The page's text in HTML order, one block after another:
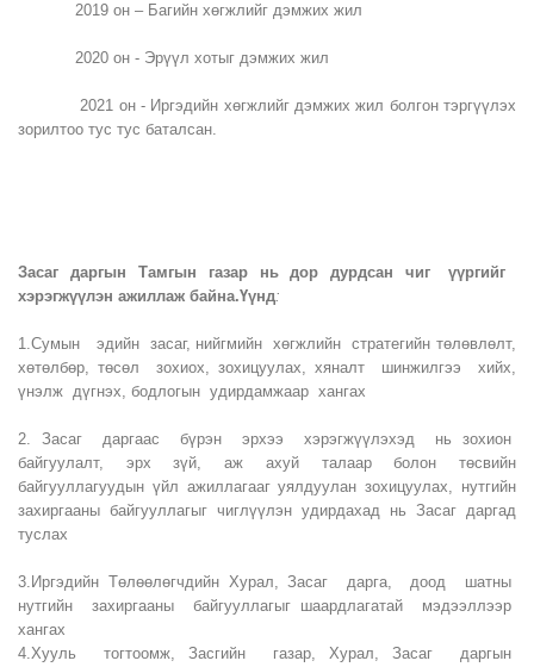
2019 он – Багийн хөгжлийг дэмжих жил
2020 он - Эрүүл хотыг дэмжих жил
2021 он - Иргэдийн хөгжлийг дэмжих жил болгон тэргүүлэх
зорилтоо тус тус баталсан.
Засаг даргын Тамгын газар нь дор дурдсан чиг үүргийг
хэрэгжүүлэн ажиллаж байна.Үүнд:
1.Сумын эдийн засаг, нийгмийн хөгжлийн стратегийн төлөвлөлт,
хөтөлбөр, төсөл зохиох, зохицуулах, хяналт шинжилгээ хийх,
үнэлж дүгнэх, бодлогын удирдамжаар хангах
2. Засаг даргаас бүрэн эрхээ хэрэгжүүлэхэд нь зохион
байгуулалт, эрх зүй, аж ахуй талаар болон төсвийн
байгууллагуудын үйл ажиллагааг уялдуулан зохицуулах, нутгийн
захиргааны байгууллагыг чиглүүлэн удирдахад нь Засаг даргад
туслах
3.Иргэдийн Төлөөлөгчдийн Хурал, Засаг дарга, доод шатны
нутгийн захиргааны байгууллагыг шаардлагатай мэдээллээр
хангах
4.Хууль тогтоомж, Засгийн газар, Хурал, Засаг даргын